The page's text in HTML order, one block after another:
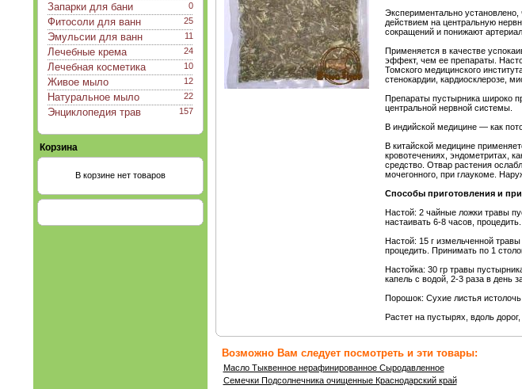
0
Запарки для бани
25
Фитосоли для ванн
11
Эмульсии для ванн
24
Лечебные крема
10
Лечебная косметика
12
Живое мыло
22
Натуральное мыло
157
Энциклопедия трав
Корзина
В корзине нет товаров
Экспериментально
действием на центральную
сокращений и понижают
Применяется в качестве
эффект, чем ее препараты.
Томского медицинского
стенокардии, кардиосклерозе,
Препараты пустырника широко
центральной нервной системы.
В индийской медицине — как
В китайской медицине
кровотечениях, эндометритах,
средство. Отвар растения
мочегонного, при глаукоме.
Способы приготовления и
Настой: 2 чайные ложки травы
настаивать 6-8 часов,
Настой: 15 г измельченной травы
процедить. Принимать по 1
Настойка: 30 гр травы
капель с водой, 2-3 раза в день
Порошок: Сухие листья
Растет на пустырях, вдоль
Возможно Вам следует посмотреть и эти товары:
Масло Тыквенное нерафинированное Сыродавленное
Семечки Подсолнечника очищенные Краснодарский край